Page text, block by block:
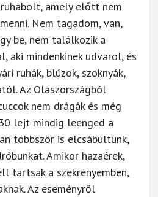
amely előtt nem
Nem tagadom, van,
be, nem találkozik a
aki mindenkinek udvarol, és
ruhák, blúzok, szoknyák,
Az Olaszországból
nem drágák és még
lejt mindig leenged a
többször is elcsábultunk,
Amikor hazaérek,
tartsak a szekrényemben,
Az eseményről